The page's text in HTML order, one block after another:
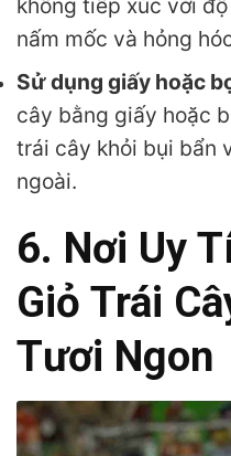
nấm mốc và hỏng
Sử dụng giấy hoặc
cây bằng giấy hoặc
trái cây khỏi bụi bẩn
ngoài.
6. Nơi Uy
Giỏ Trái
Tươi Ngon